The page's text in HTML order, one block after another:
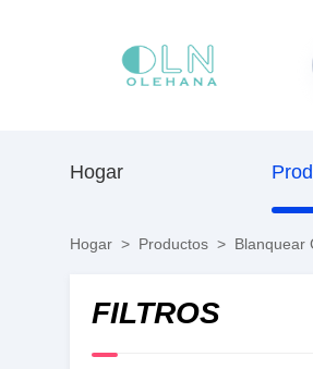
Hogar
Hogar > Productos > Blanquear
FILTROS